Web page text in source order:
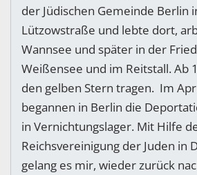
der Jüdischen Gemeinde Berlin
Lützowstraße und lebte dort,
Wannsee und später in der
Weißensee und im Reitstall. Ab
den gelben Stern tragen. Im
begannen in Berlin die
in Vernichtungslager. Mit Hilfe
Reichsvereinigung der Juden in
gelang es mir, wieder zurück